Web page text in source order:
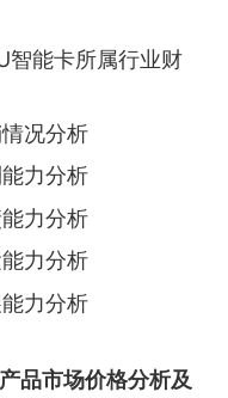
智能卡所属行业财
况分析
力分析
力分析
力分析
力分析
品市场价格分析及